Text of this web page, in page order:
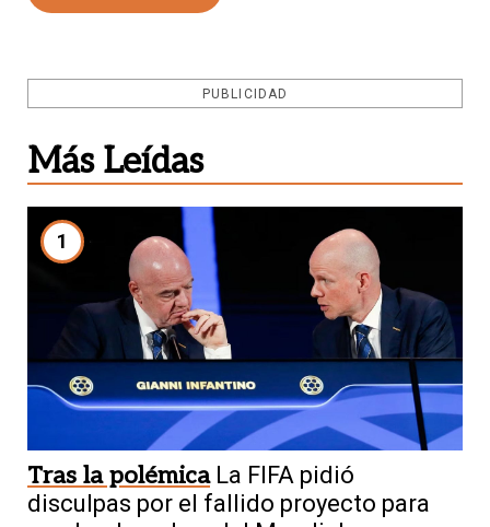
PUBLICIDAD
Más Leídas
1
Tras la polémica La FIFA pidió
disculpas por el fallido proyecto para